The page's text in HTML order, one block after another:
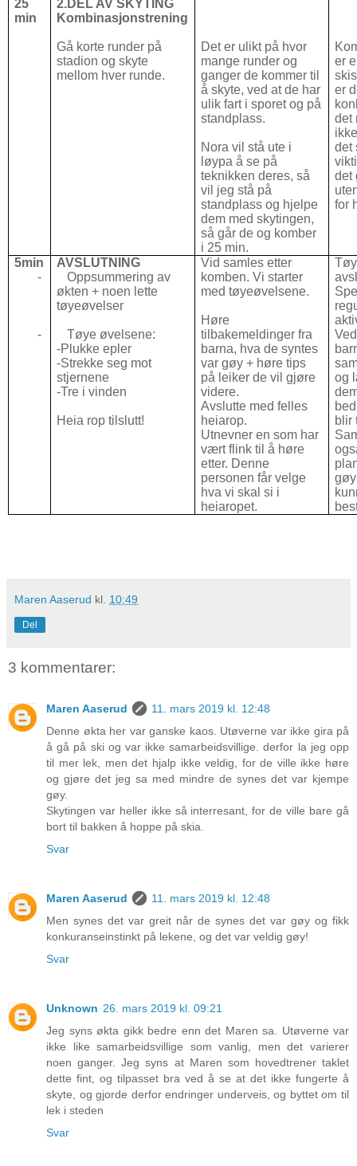
25
min
2.DEL AV SKYTING
Kombinasjonstrening
Gå korte runder på
stadion og skyte
mellom hver runde.
Det er ulikt på hvor
mange runder og
ganger de kommer til
å skyte, ved at de har
ulik fart i sporet og på
standplass.
Nora vil stå ute i
løypa å se på
teknikken deres, så
vil jeg stå på
standplass og hjelpe
dem med skytingen,
så går de og komber
i 25 min.
er
er
det
det
det
for
5min
AVSLUTNING
- Oppsummering av
økten + noen lette
tøyeøvelser
- Tøye øvelsene:
-Plukke epler
-Strekke seg mot
stjernene
-Tre i vinden
Heia rop tilslutt!
Vid samles etter
komben. Vi starter
med tøyeøvelsene.
Høre
tilbakemeldinger fra
barna, hva de syntes
var gøy + høre tips
på leiker de vil gjøre
videre.
Avslutte med felles
heiarop.
Utnevner en som har
vært flink til å høre
etter. Denne
personen får velge
hva vi skal si i
heiaropet.
og
blir
Maren Aaserud kl. 10:49
Del
3 kommentarer:
Maren Aaserud
11. mars 2019 kl. 12:48
Denne økta her var ganske kaos. Utøverne var ikke gira på
å gå på ski og var ikke samarbeidsvillige. derfor la jeg opp
til mer lek, men det hjalp ikke veldig, for de ville ikke høre
og gjøre det jeg sa med mindre de synes det var kjempe
gøy.
Skytingen var heller ikke så interresant, for de ville bare gå
bort til bakken å hoppe på skia.
Svar
Maren Aaserud
11. mars 2019 kl. 12:48
Men synes det var greit når de synes det var gøy og fikk
konkuranseinstinkt på lekene, og det var veldig gøy!
Svar
Unknown 26. mars 2019 kl. 09:21
Jeg syns økta gikk bedre enn det Maren sa. Utøverne var
ikke like samarbeidsvillige som vanlig, men det varierer
noen ganger. Jeg syns at Maren som hovedtrener taklet
dette fint, og tilpasset bra ved å se at det ikke fungerte å
skyte, og gjorde derfor endringer underveis, og byttet om til
lek i steden
Svar